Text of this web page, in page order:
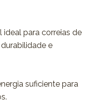
ideal para correias de
e
suficiente para